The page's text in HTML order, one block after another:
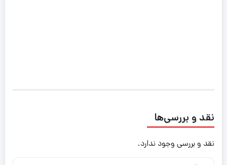
نقد و بررسی‌ها
نقد و بررسی وجود ندارد.